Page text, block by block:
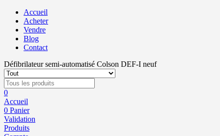
Accueil
Acheter
Vendre
Blog
Contact
Défibrilateur semi-automatisé Colson DEF-I neuf
0
Accueil
0 Panier
Validation
Produits